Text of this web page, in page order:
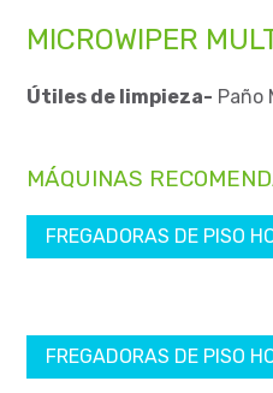
MICROWIPER
Útiles de limpieza- Paño
MÁQUINAS
FREGADORAS DE PISO
FREGADORAS DE PISO